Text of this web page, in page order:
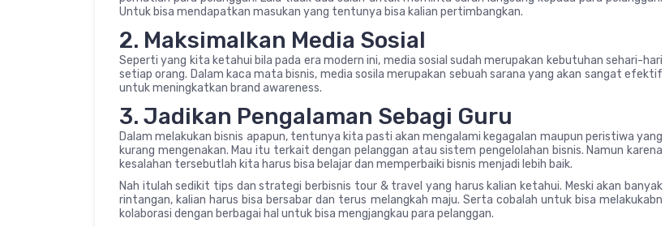
Untuk bisa mendapatkan masukan yang tentunya bisa kalian pertimbangkan.
2. Maksimalkan Media Sosial
Seperti yang kita ketahui bila pada era modern ini, media sosial sudah merupakan kebutuhan sehari-hari
setiap orang. Dalam kaca mata bisnis, media sosila merupakan sebuah sarana yang akan sangat efektif
untuk meningkatkan brand awareness.
3. Jadikan Pengalaman Sebagi Guru
Dalam melakukan bisnis apapun, tentunya kita pasti akan mengalami kegagalan maupun peristiwa yang
kurang mengenakan. Mau itu terkait dengan pelanggan atau sistem pengelolahan bisnis. Namun karena
kesalahan tersebutlah kita harus bisa belajar dan memperbaiki bisnis menjadi lebih baik.
Nah itulah sedikit tips dan strategi berbisnis tour & travel yang harus kalian ketahui. Meski akan banyak
rintangan, kalian harus bisa bersabar dan terus melangkah maju. Serta cobalah untuk bisa melakukabn
kolaborasi dengan berbagai hal untuk bisa mengjangkau para pelanggan.